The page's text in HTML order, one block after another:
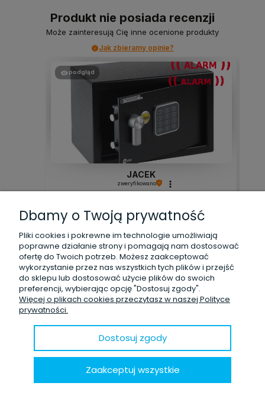
Produkt nie posiada recenzji
Może zainteresują Cię inne ocenione produkty
Jak zbieramy opinie?
podgląd
JACEK
zweryfikowano
ok.polecam z czystym
sumieniem,pozdrawiam💪
0 0
w tym miesiącu
zebranych i zweryfikowanych przez
Dbamy o Twoją prywatność
Pliki cookies i pokrewne im technologie umożliwiają
poprawne działanie strony i pomagają nam dostosować
ofertę do Twoich potrzeb. Możesz zaakceptować
wykorzystanie przez nas wszystkich tych plików i przejść
do sklepu lub dostosować użycie plików do swoich
preferencji, wybierając opcję "Dostosuj zgody".
Więcej o plikach cookies przeczytasz w naszej Polityce
prywatności.
Dostosuj zgody
Zaakceptuj wszystkie